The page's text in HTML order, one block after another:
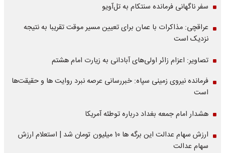
سفر ناگهانی فرمانده سنتکام به تل‌آویو
عراقچی: مذاکرات با عمان برای تعیین مسیر موقت تقریبا به نتیجه
نزدیک است
تصاویر: اعزام زائر اولی‌های آبادانی به زیارت امام هشتم
فرمانده نیروی زمینی سپاه: خبررسانی عرصه نبرد روایت ها و حقیقت‌ها
است
هشدار امام جمعه بغداد درباره توطئه آمریکا
ارزش سهام عدالت این برگه ها 10 میلیون تومان شد | استعلام ارزش
سهام عدالت